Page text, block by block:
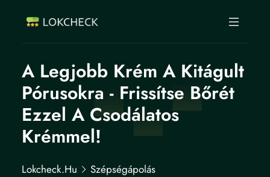
A Legjobb Krém A Kitágult
Pórusokra - Frissítse Bőrét
Ezzel A Csodálatos
Krémmel!
Lokcheck.hu Szépségápolás